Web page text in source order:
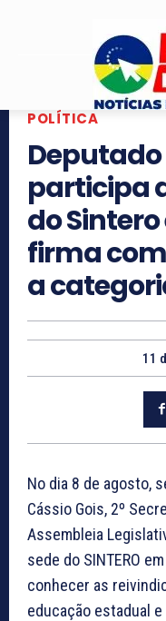
POLÍTICA
Deputado
participa
do
firma
a
11
No dia 8 de agosto,
Cássio Gois, 2º
Assembleia
sede do SINTERO
conhecer as
educação estadual